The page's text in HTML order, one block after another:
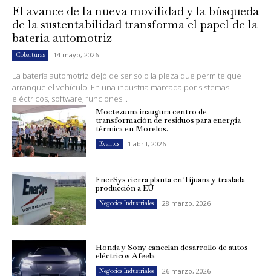
El avance de la nueva movilidad y la búsqueda
de la sustentabilidad transforma el papel de la
batería automotriz
Coberturas 14 mayo, 2026
La batería automotriz dejó de ser solo la pieza que permite que
arranque el vehículo. En una industria marcada por sistemas
eléctricos, software, funciones...
Moctezuma inaugura centro de
transformación de residuos para energía
térmica en Morelos.
Eventos 1 abril, 2026
EnerSys cierra planta en Tijuana y traslada
producción a EU
Negocios Industriales 28 marzo, 2026
Honda y Sony cancelan desarrollo de autos
eléctricos Afeela
Negocios Industriales 26 marzo, 2026